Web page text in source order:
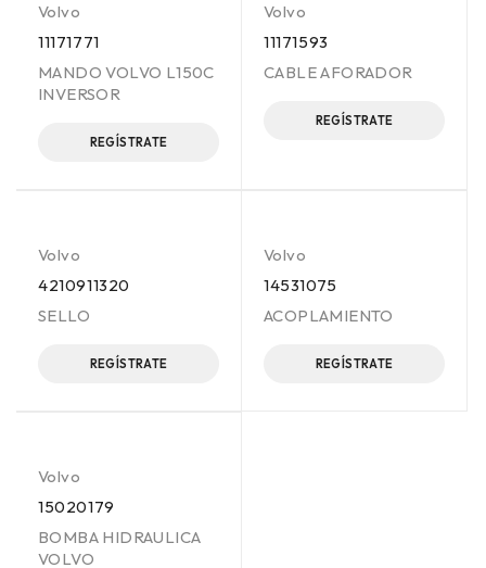
Volvo
11171771
MANDO VOLVO L150C
INVERSOR
REGÍSTRATE
Volvo
11171593
CABLE AFORADOR
REGÍSTRATE
Volvo
4210911320
SELLO
REGÍSTRATE
Volvo
14531075
ACOPLAMIENTO
REGÍSTRATE
Volvo
15020179
BOMBA HIDRAULICA
VOLVO